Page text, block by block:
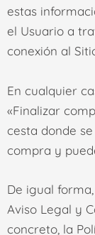
estas
el Usuario a
conexión al
En cualquier
«Finalizar
cesta donde
compra y
De igual
Aviso Legal y
concreto, la